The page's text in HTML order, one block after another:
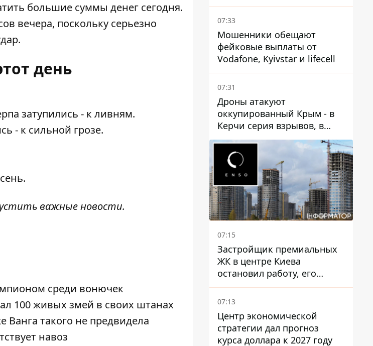
большие суммы денег сегодня.
вечера, поскольку серьезно
день
затупились - к ливням.
- к сильной грозе.
важные новости.
среди вонючек
100 живых змей в своих штанах
Ванга такого не предвидела
навоз
07:33
Мошенники обещают
фейковые выплаты от
Vodafone, Kyivstar и lifecell
07:31
Дроны атакуют
оккупированный Крым - в
Керчи серия взрывов, в
Феодосии пожар
07:15
Застройщик премиальных
ЖК в центре Киева
остановил работу, его
руководители сбежали из
Украины - Bihus.info
07:13
Центр экономической
стратегии дал прогноз
курса доллара к 2027 году